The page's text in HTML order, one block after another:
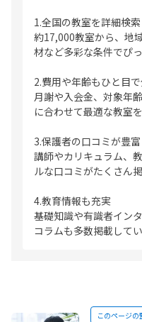
1.全国の教室を詳細検索
約17,000教室から、地
材など多彩な条件でぴ
2.費用や年齢もひと目
月謝や入会金、対象年
に合わせて最適な教室を
3.保護者の口コミが豊富
講師やカリキュラム、
ルな口コミがたくさん
4.教育情報も充実
基礎知識や有識者イン
コラムも多数掲載してい
このページの